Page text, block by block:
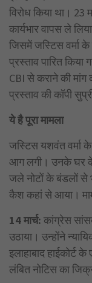
विरोध किया था। 23
कार्यभार वापस ले
जिसमें जस्टिस वर्मा के
प्रस्ताव पारित
CBI से कराने की मांग
प्रस्ताव की कॉपी
ये है पूरा मामला
जस्टिस यशवंत वर्मा के
आग लगी। उनके घर
जले नोटों के बंडलों से
कैश कहां से आया।
14 मार्च: कांग्रेस
उठाया। उन्होंने
इलाहाबाद
लंबित नोटिस का